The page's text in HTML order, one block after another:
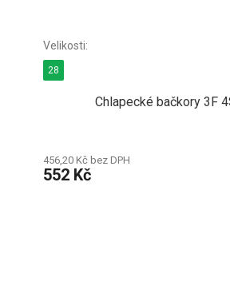
Chlapecké bačkory 3F
456,20 Kč bez DPH
552 Kč
28